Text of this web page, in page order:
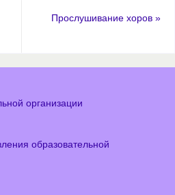
Прослушивание хоров »
организации
образовательной